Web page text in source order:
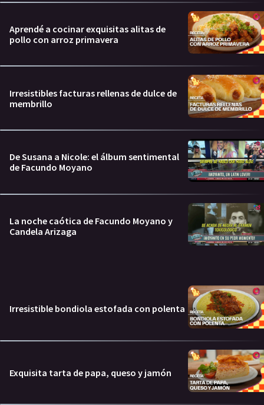
Aprendé a cocinar exquisitas alitas de
pollo con arroz primavera
Irresistibles facturas rellenas de dulce de
membrillo
De Susana a Nicole: el álbum sentimental
de Facundo Moyano
La noche caótica de Facundo Moyano y
Candela Arizaga
Irresistible bondiola estofada con polenta
Exquisita tarta de papa, queso y jamón